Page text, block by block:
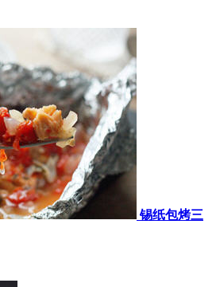
锡纸包烤三